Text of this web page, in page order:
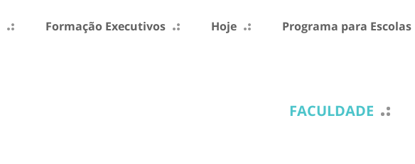
Formação Executivos Hoje Programa para Escolas
FACULDADE